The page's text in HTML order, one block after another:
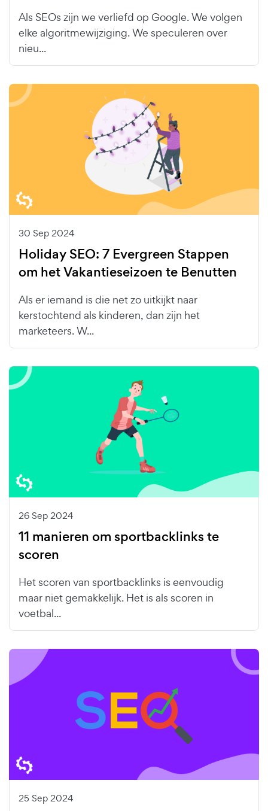
Als SEOs zijn we verliefd op Google. We volgen
elke algoritmewijziging. We speculeren over
nieu...
30 Sep 2024
Holiday SEO: 7 Evergreen Stappen
om het Vakantieseizoen te Benutten
Als er iemand is die net zo uitkijkt naar
kerstochtend als kinderen, dan zijn het
marketeers. W...
26 Sep 2024
11 manieren om sportbacklinks te
scoren
Het scoren van sportbacklinks is eenvoudig
maar niet gemakkelijk. Het is als scoren in
voetbal...
25 Sep 2024